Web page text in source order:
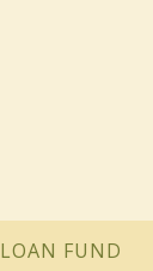
LOAN FUND